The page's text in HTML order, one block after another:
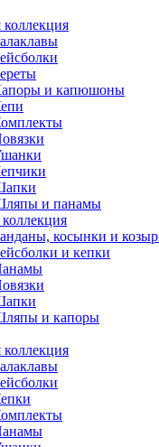
и капюшоны
и панамы
косынки и
и кепки
и капоры